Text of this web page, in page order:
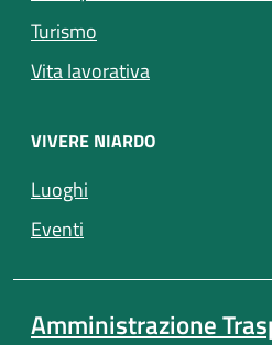
Turismo
Vita lavorativa
VIVERE NIARDO
Luoghi
Eventi
Amministrazione